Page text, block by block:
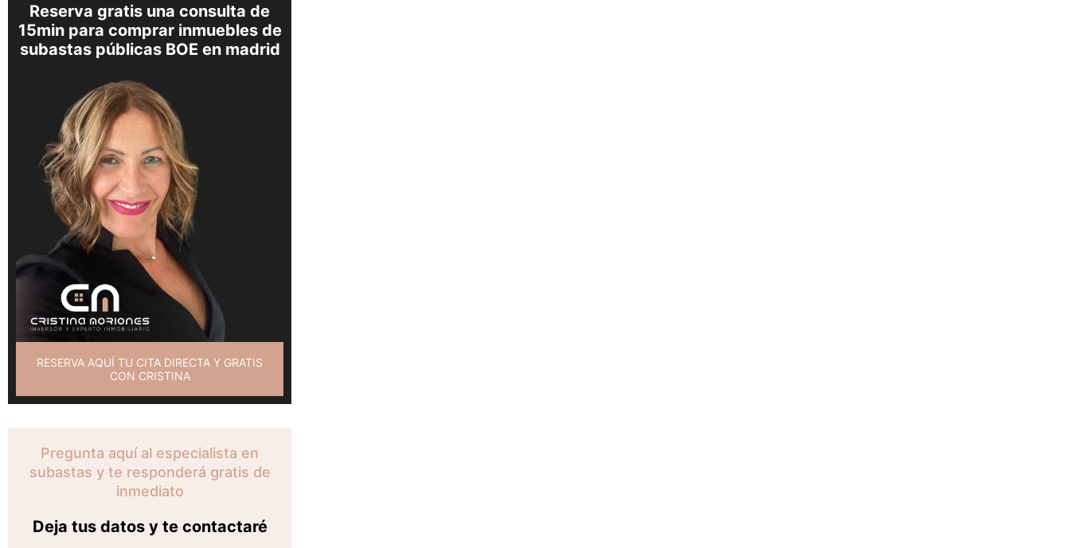
Reserva gratis una consulta de
15min para comprar inmuebles de
subastas públicas BOE en madrid
RESERVA AQUÍ TU CITA DIRECTA Y GRATIS
CON CRISTINA
Pregunta aquí al especialista en
subastas y te responderá gratis de
inmediato
Deja tus datos y te contactaré